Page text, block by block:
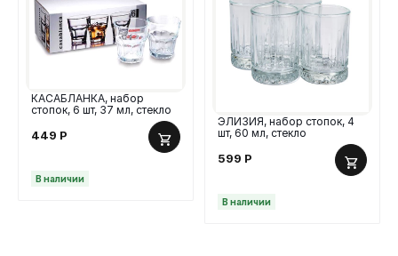
КАСАБЛАНКА, набор
стопок, 6 шт, 37 мл, стекло
449 Р
В наличии
ЭЛИЗИЯ, набор стопок, 4
шт, 60 мл, стекло
599 Р
В наличии